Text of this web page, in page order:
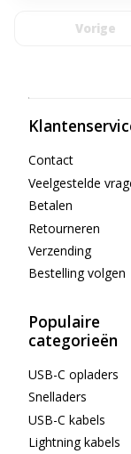
Vorige
Contact
Veelgestelde
Betalen
Retourneren
Verzending
Bestelling volgen
Populaire
categorieën
USB-C opladers
Snelladers
USB-C kabels
Lightning kabels